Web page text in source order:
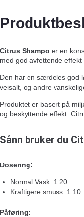
Citrus Shampo er en
med god avfettende effekt
Den har en særdeles god
veisalt, og andre
Produktet er basert på
og beskyttende effekt.
Sånn bruker du
Dosering:
Normal Vask: 1:20
Kraftigere smuss: 1:10
Påføring: